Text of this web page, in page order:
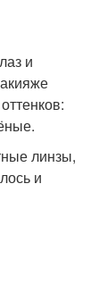
и
линзы,
и